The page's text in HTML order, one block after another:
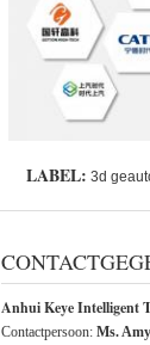
LABEL: 3d
Anhui Keye Intelligent
Contactpersoon: Ms.